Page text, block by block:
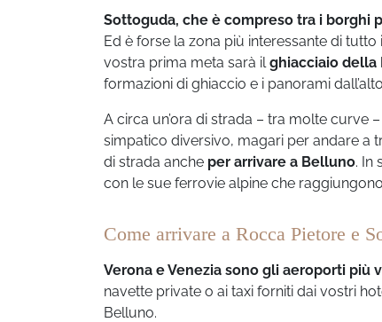
Sottoguda, che è compreso tra i borghi
Ed è forse la zona più interessante di
vostra prima meta sarà il ghiacciaio della
formazioni di ghiaccio e i panorami
A circa un’ora di strada – tra molte curve
simpatico diversivo, magari per andare a
di strada anche per arrivare a Belluno. In
con le sue ferrovie alpine che
Come arrivare a Rocca Pietore e
Verona e Venezia sono gli aeroporti più
navette private o ai taxi forniti dai vostri
Belluno.